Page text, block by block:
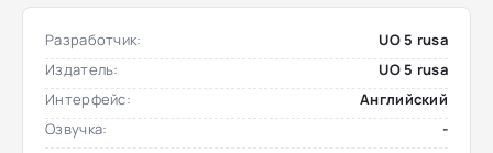
Разработчик:
UO 5 rusa
Издатель:
UO 5 rusa
Интерфейс:
Английский
Озвучка:
-